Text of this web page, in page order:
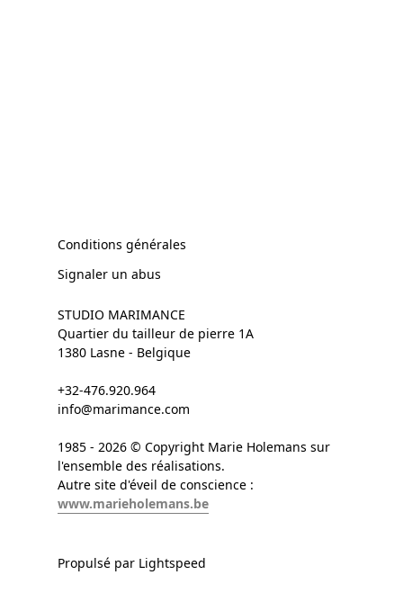
Conditions générales
Signaler un abus
STUDIO MARIMANCE
Quartier du tailleur de pierre 1A
1380 Lasne - Belgique
+32-476.920.964
info@marimance.com
1985 - 2026 © Copyright Marie Holemans sur
l'ensemble des réalisations.
Autre site d'éveil de conscience :
www.marieholemans.be
Propulsé par Lightspeed